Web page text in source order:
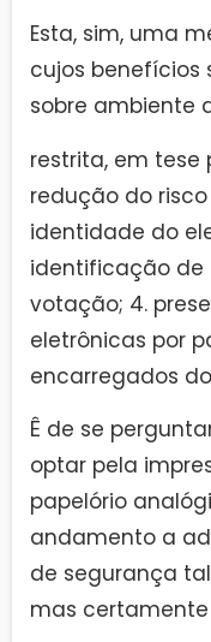
Esta, sim, uma
cujos benefícios
sobre ambiente
restrita, em tese
redução do
identidade do
identificação de
votação; 4.
eletrônicas por
encarregados
Ê de se
optar pela
papelório
andamento a
de segurança
mas